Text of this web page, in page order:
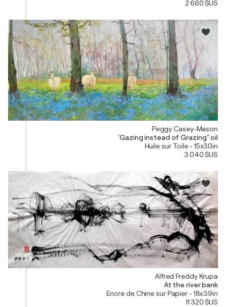
2 660 $US
Peggy Casey-Mason
'Gazing instead of Grazing" oil
Huile sur Toile - 15x30in
3 040 $US
Alfred Freddy Krupa
At the river bank
Encre de Chine sur Papier - 18x39in
11 320 $US